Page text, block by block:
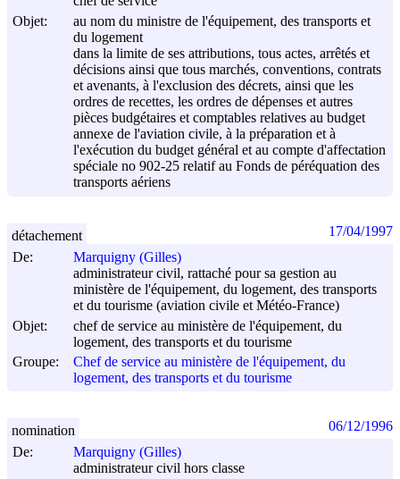
Objet:
au nom du ministre de l'équipement, des transports et
du logement
dans la limite de ses attributions, tous actes, arrêtés et
décisions ainsi que tous marchés, conventions, contrats
et avenants, à l'exclusion des décrets, ainsi que les
ordres de recettes, les ordres de dépenses et autres
pièces budgétaires et comptables relatives au budget
annexe de l'aviation civile, à la préparation et à
l'exécution du budget général et au compte d'affectation
spéciale no 902-25 relatif au Fonds de péréquation des
transports aériens
De:
Marquigny (Gilles)
administrateur civil, rattaché pour sa gestion au
ministère de l'équipement, du logement, des transports
et du tourisme (aviation civile et Météo-France)
Objet:
chef de service au ministère de l'équipement, du
logement, des transports et du tourisme
Groupe:
Chef de service au ministère de l'équipement, du
logement, des transports et du tourisme
détachement 17/04/1997
De:
Marquigny (Gilles)
administrateur civil hors classe
nomination 06/12/1996